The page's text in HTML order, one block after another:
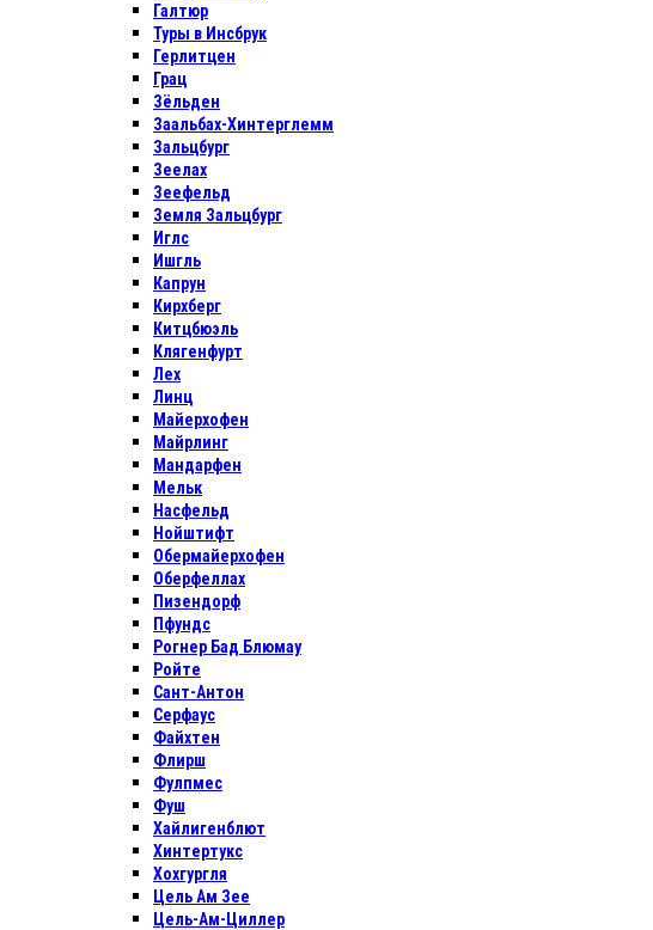
Галтюр
Туры в Инсбрук
Герлитцен
Грац
Зёльден
Заальбах-Хинтерглемм
Зальцбург
Зеелах
Зеефельд
Земля Зальцбург
Иглс
Ишгль
Капрун
Кирхберг
Китцбюэль
Клягенфурт
Лех
Линц
Майерхофен
Майрлинг
Мандарфен
Мельк
Насфельд
Нойштифт
Обермайерхофен
Оберфеллах
Пизендорф
Пфундс
Рогнер Бад Блюмау
Ройте
Сант-Антон
Серфаус
Файхтен
Флирш
Фулпмес
Фуш
Хайлигенблют
Хинтертукс
Хохгургля
Цель Ам Зее
Цель-Ам-Циллер